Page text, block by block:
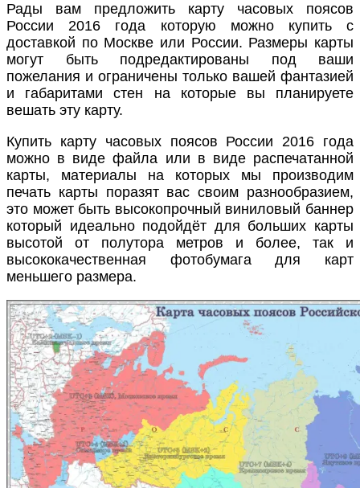
Рады вам предложить карту часовых поясов
России 2016 года которую можно купить с
доставкой по Москве или России. Размеры карты
могут быть подредактированы под ваши
пожелания и ограничены только вашей фантазией
и габаритами стен на которые вы планируете
вешать эту карту.
Купить карту часовых поясов России 2016 года
можно в виде файла или в виде распечатанной
карты, материалы на которых мы производим
печать карты поразят вас своим разнообразием,
это может быть высокопрочный виниловый баннер
который идеально подойдёт для больших карты
высотой от полутора метров и более, так и
высококачественная фотобумага для карт
меньшего размера.